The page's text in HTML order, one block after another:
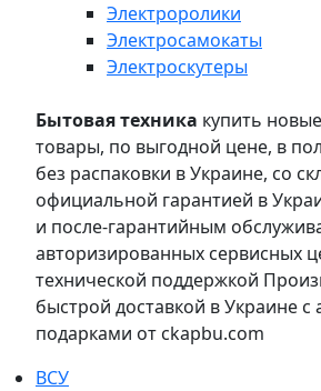
Электроролики
Электросамокаты
Электроскутеры
Бытовая техника купить
товары, по выгодной цене, в
без распаковки в Украине, со
официальной гарантией в
и после-гарантийным
авторизированных сервисных
технической поддержкой
быстрой доставкой в Украине с
подарками от ckapbu.com
ВСУ